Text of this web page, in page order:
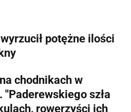
potężne ilości
chodnikach w
szła
rowerzyści ich